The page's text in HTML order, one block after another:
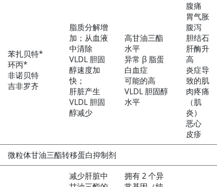
苯扎贝特*
环丙*
非诺贝特
吉非罗齐
脂质分解增
加；从血液
中清除
VLDL 胆固
醇速度加
快；
肝脏产生
VLDL 胆固
醇减少
高甘油三酯
水平
异常 β 脂蛋
白血症
可能的高
VLDL 胆固醇
水平
腹痛
胃气胀
腹泻
胆结石
肝酶升
高
炎症导
致的肌
肉疼痛
（肌
炎）
恶心
皮疹
微粒体甘油三酯转移蛋白抑制剂
减少肝脏中
拥有 2 个异